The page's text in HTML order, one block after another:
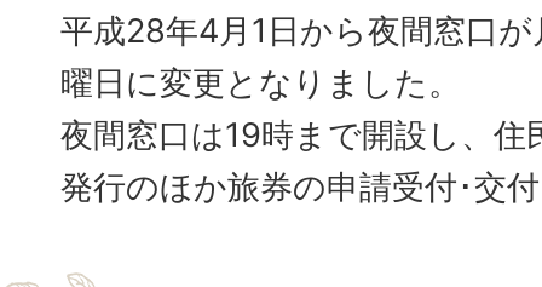
平成28年4月1日から夜間窓口
曜日に変更となりました。
夜間窓口は19時まで開設し、住
発行のほか旅券の申請受付･交